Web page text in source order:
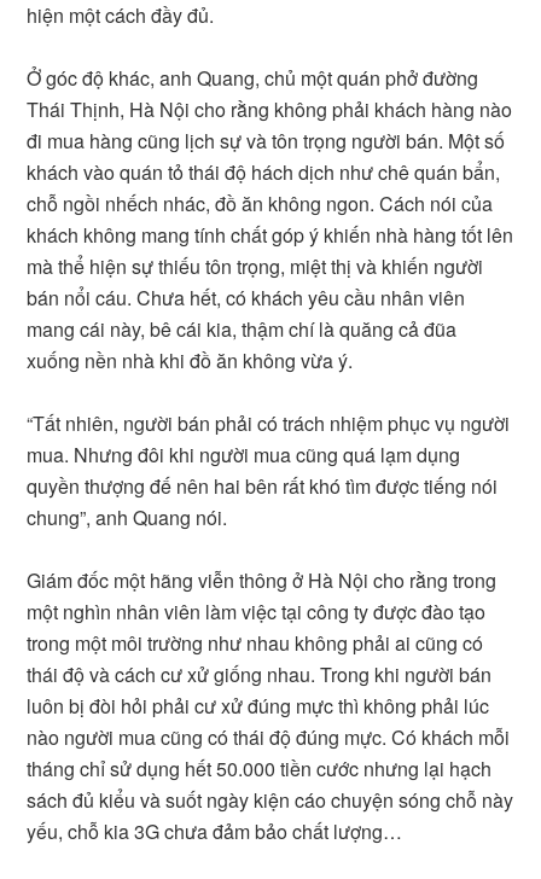
hiện một cách đầy đủ.
Ở góc độ khác, anh Quang, chủ một quán phở đường
Thái Thịnh, Hà Nội cho rằng không phải khách hàng nào
đi mua hàng cũng lịch sự và tôn trọng người bán. Một số
khách vào quán tỏ thái độ hách dịch như chê quán bẩn,
chỗ ngồi nhếch nhác, đồ ăn không ngon. Cách nói của
khách không mang tính chất góp ý khiến nhà hàng tốt lên
mà thể hiện sự thiếu tôn trọng, miệt thị và khiến người
bán nổi cáu. Chưa hết, có khách yêu cầu nhân viên
mang cái này, bê cái kia, thậm chí là quăng cả đũa
xuống nền nhà khi đồ ăn không vừa ý.
“Tất nhiên, người bán phải có trách nhiệm phục vụ người
mua. Nhưng đôi khi người mua cũng quá lạm dụng
quyền thượng đế nên hai bên rất khó tìm được tiếng nói
chung”, anh Quang nói.
Giám đốc một hãng viễn thông ở Hà Nội cho rằng trong
một nghìn nhân viên làm việc tại công ty được đào tạo
trong một môi trường như nhau không phải ai cũng có
thái độ và cách cư xử giống nhau. Trong khi người bán
luôn bị đòi hỏi phải cư xử đúng mực thì không phải lúc
nào người mua cũng có thái độ đúng mực. Có khách mỗi
tháng chỉ sử dụng hết 50.000 tiền cước nhưng lại hạch
sách đủ kiểu và suốt ngày kiện cáo chuyện sóng chỗ này
yếu, chỗ kia 3G chưa đảm bảo chất lượng…